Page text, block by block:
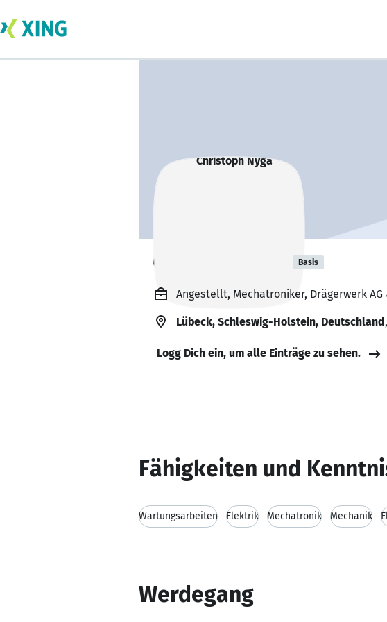
Christoph Nyga Basis
Angestellt, Mechatroniker, Drägerwerk AG
Lübeck, Schleswig-Holstein, Deutschland
Logg Dich ein, um alle Einträge zu sehen.
Fähigkeiten und
Wartungsarbeiten Elektrik Mechatronik Mechanik
Werdegang